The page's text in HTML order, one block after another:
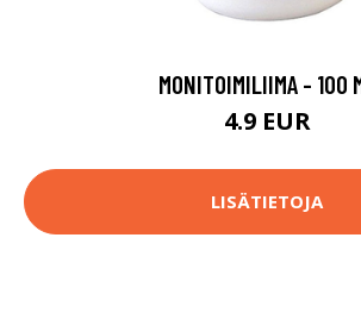
MONITOIMILIIMA - 100
4.9 EUR
LISÄTIETOJA